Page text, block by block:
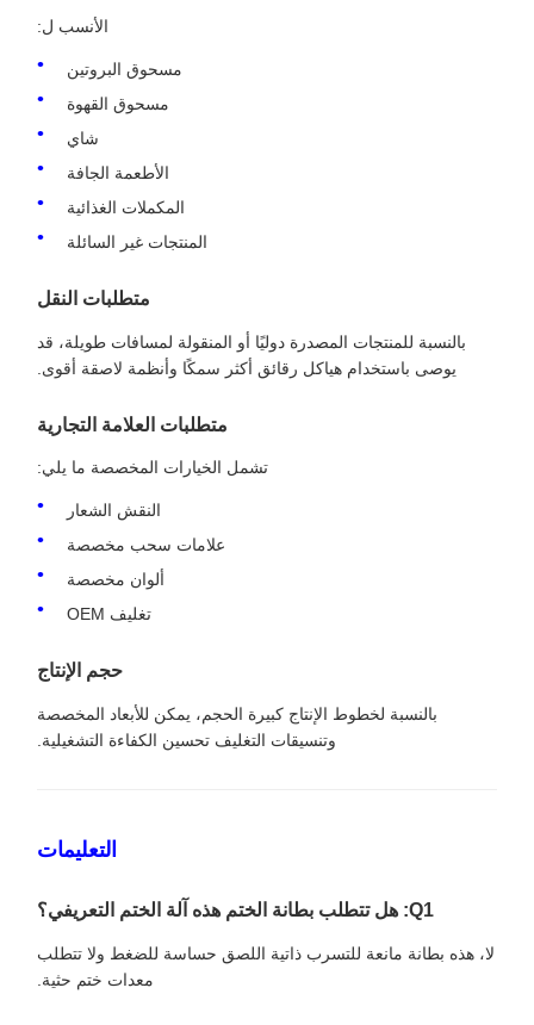
الأنسب ل:
مسحوق البروتين
مسحوق القهوة
شاي
الأطعمة الجافة
المكملات الغذائية
المنتجات غير السائلة
متطلبات النقل
بالنسبة للمنتجات المصدرة دوليًا أو المنقولة لمسافات طويلة، قد
يوصى باستخدام هياكل رقائق أكثر سمكًا وأنظمة لاصقة أقوى.
متطلبات العلامة التجارية
تشمل الخيارات المخصصة ما يلي:
النقش الشعار
علامات سحب مخصصة
ألوان مخصصة
تغليف OEM
حجم الإنتاج
بالنسبة لخطوط الإنتاج كبيرة الحجم، يمكن للأبعاد المخصصة
وتنسيقات التغليف تحسين الكفاءة التشغيلية.
التعليمات
Q1: هل تتطلب بطانة الختم هذه آلة الختم التعريفي؟
لا، هذه بطانة مانعة للتسرب ذاتية اللصق حساسة للضغط ولا تتطلب
معدات ختم حثية.